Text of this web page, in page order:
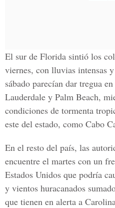
El sur de Florida sintió los
viernes, con lluvias intensas
sábado parecían dar tregua
Lauderdale y Palm Beach,
condiciones de tormenta
este del estado, como Cabo
En el resto del país, las
encuentre el martes con un
Estados Unidos que podría
y vientos huracanados
que tienen en alerta a